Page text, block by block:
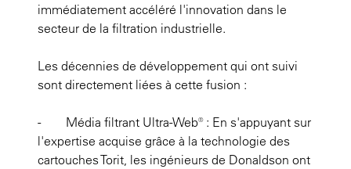
immédiatement accéléré l'innovation dans le
secteur de la filtration industrielle.
Les décennies de développement qui ont suivi
sont directement liées à cette fusion :
- Média filtrant Ultra-Web® : En s'appuyant sur
l'expertise acquise grâce à la technologie des
cartouches Torit, les ingénieurs de Donaldson ont